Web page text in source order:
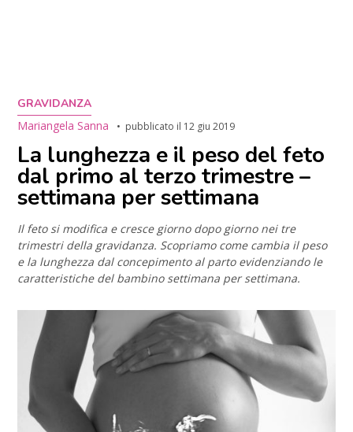
GRAVIDANZA
Mariangela Sanna
pubblicato il 12 giu 2019
La lunghezza e il peso del feto
dal primo al terzo trimestre –
settimana per settimana
Il feto si modifica e cresce giorno dopo giorno nei tre
trimestri della gravidanza. Scopriamo come cambia il peso
e la lunghezza dal concepimento al parto evidenziando le
caratteristiche del bambino settimana per settimana.